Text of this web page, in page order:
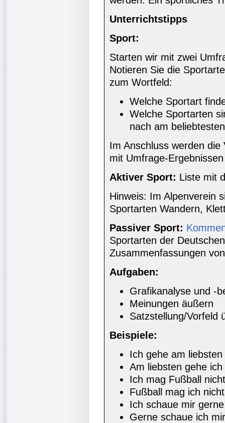
Unterrichtstipps
Sport:
Starten wir mit zwei
Notieren Sie die
zum Wortfeld:
Welche Sportart
Welche Sportarten
nach am
Im Anschluss werden
mit Umfrage-
Aktiver Sport: Liste mit
Hinweis: Im Alpenverein
Sportarten Wandern,
Passiver Sport:
Sportarten der
Zusammenfassungen
Aufgaben:
Grafikanalyse und -
Meinungen äußern
Satzstellung/Vorfeld
Beispiele:
Ich gehe am
Am liebsten gehe
Ich mag Fußball
Fußball mag ich
Ich schaue mir
Gerne schaue ich